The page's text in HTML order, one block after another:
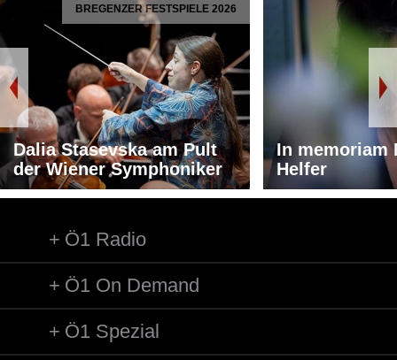
BREGENZER FESTSPIELE 2026
Dalia Stasevska am Pult
der Wiener Symphoniker
In memoriam
Helfer
Ö1 Radio
Ö1 On Demand
Ö1 Spezial